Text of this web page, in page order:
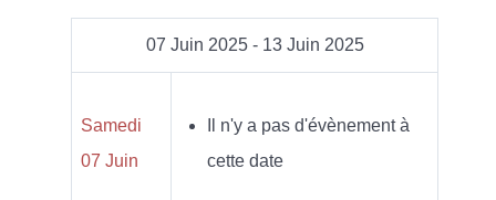
07 Juin 2025 - 13 Juin 2025
Samedi
07 Juin
Il n'y a pas d'évènement à
cette date